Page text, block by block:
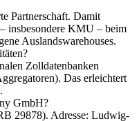
Partnerschaft. Damit
insbesondere KMU – beim
Auslandswarehouses.
Zolldatenbanken
Das erleichtert
GmbH?
29878). Adresse: Ludwig-